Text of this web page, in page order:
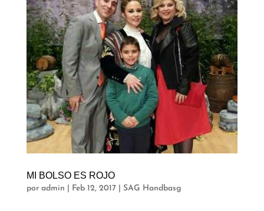
MI BOLSO ES ROJO
por admin Feb 12, 2017| SAG Handbasg